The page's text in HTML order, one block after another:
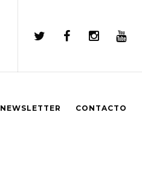
NEWSLETTER CONTACTO